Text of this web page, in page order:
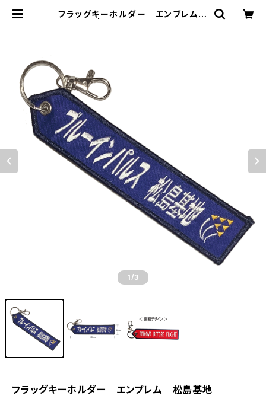
フラッグキーホルダー エンブレム
1 /3
フラッグキーホルダー エンブレム 松島基地